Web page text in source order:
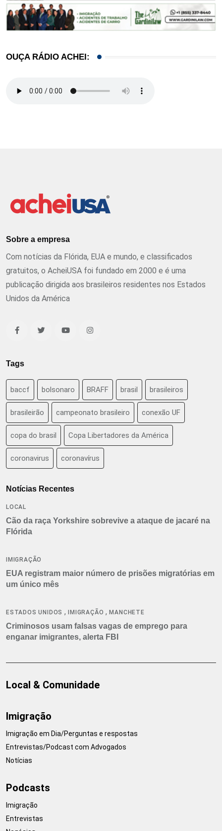
OUÇA RÁDIO ACHEI:
Sobre a empresa
Com notícias da Flórida, EUA e mundo, e classificados
gratuitos, o AcheiUSA foi fundado em 2000 e é uma
publicação dirigida aos brasileiros residentes nos Estados
Unidos da América
Tags
baccf bolsonaro BRAFF brasil brasileiros
brasileirão campeonato brasileiro conexão UF
copa do brasil Copa Libertadores da América
coronavirus coronavírus
Notícias Recentes
LOCAL
Cão da raça Yorkshire sobrevive a ataque de jacaré na
Flórida
IMIGRAÇÃO
EUA registram maior número de prisões migratórias em
um único mês
ESTADOS UNIDOS ,IMIGRAÇÃO ,MANCHETE
Criminosos usam falsas vagas de emprego para
enganar imigrantes, alerta FBI
Local & Comunidade
Imigração
Imigração em Dia/Perguntas e respostas
Entrevistas/Podcast com Advogados
Notícias
Podcasts
Imigração
Entrevistas